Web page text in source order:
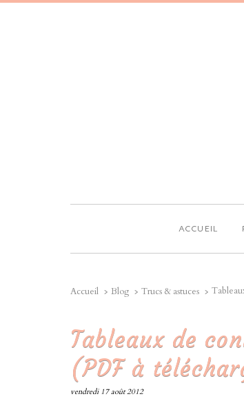
ACCUEIL
Accueil Blog Trucs & astuces
Tableaux de
(PDF à
vendredi 17 août 2012